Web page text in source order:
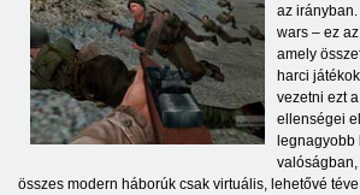
az
wars – ez
amely
harci
vezetni ezt
ellenségei
legnagyobb
összes modern háborúk csak virtuális, lehetővé